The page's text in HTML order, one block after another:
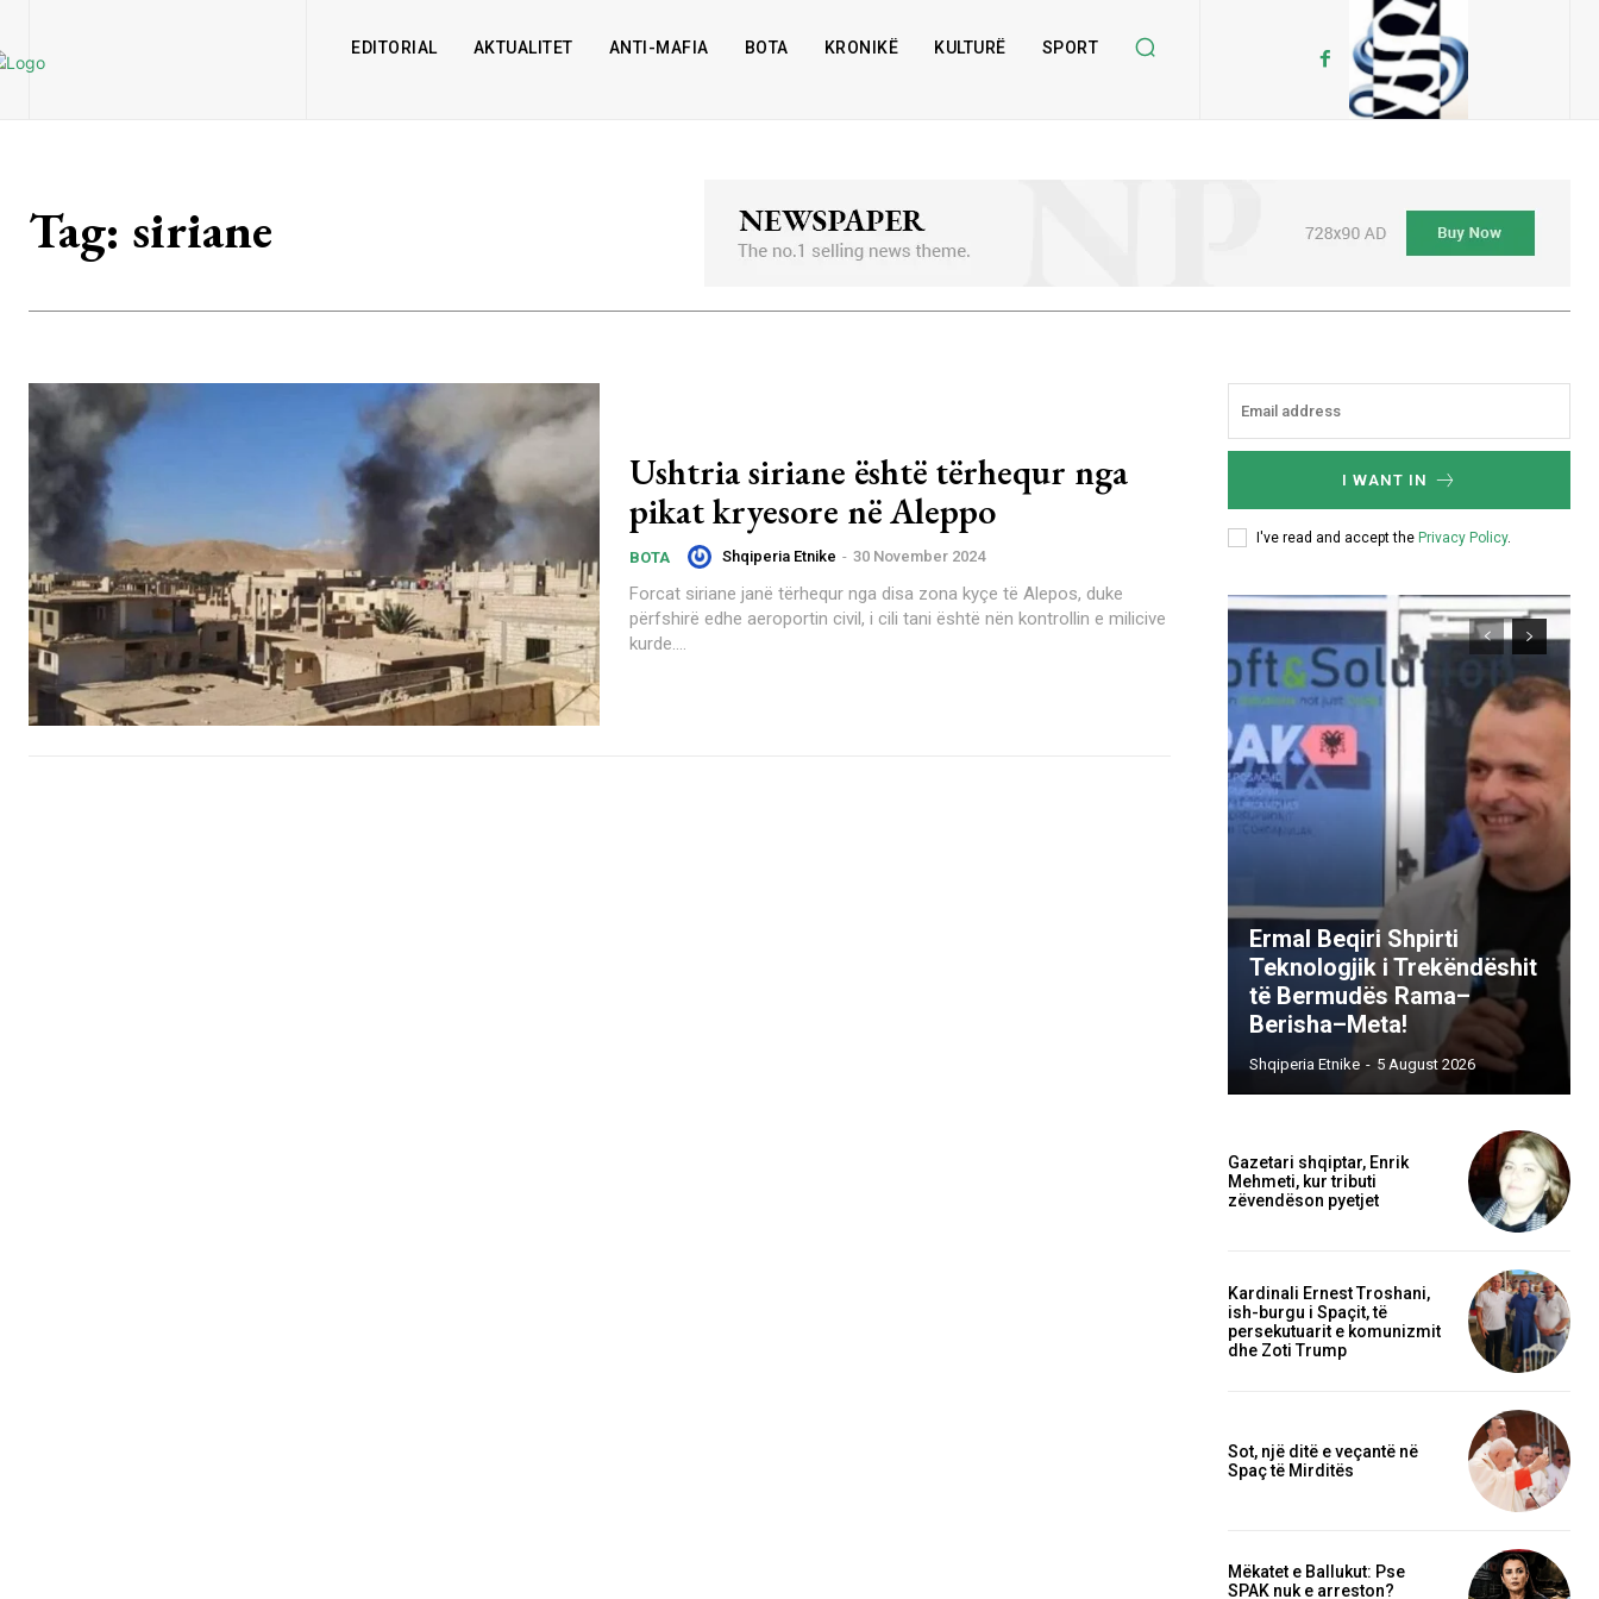
EDITORIAL AKTUALITET ANTI-MAFIA BOTA KRONIKË KULTURË SPORT
Tag: siriane
Ushtria siriane është tërhequr nga
pikat kryesore në Aleppo
BOTA Shqiperia Etnike - 30 November 2024
Forcat siriane janë tërhequr nga disa zona kyçe të Alepos, duke
përfshirë edhe aeroportin civil, i cili tani është nën kontrollin e milicive
kurde....
I WANT IN
I've read and accept the Privacy Policy.
Ermal Beqiri Shpirti
Teknologjik i Trekëndëshit
të Bermudës Rama–
Berisha–Meta!
Shqiperia Etnike - 5 August 2026
Gazetari shqiptar, Enrik
Mehmeti, kur tributi
zëvendëson pyetjet
Kardinali Ernest Troshani,
ish-burgu i Spaçit, të
persekutuarit e komunizmit
dhe Zoti Trump
Sot, një ditë e veçantë në
Spaç të Mirditës
Mëkatet e Ballukut: Pse
SPAK nuk e arreston?